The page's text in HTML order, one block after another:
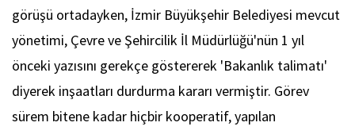
görüşü ortadayken, İzmir Büyükşehir Belediyesi mevcut
yönetimi, Çevre ve Şehircilik İl Müdürlüğü'nün 1 yıl
önceki yazısını gerekçe göstererek 'Bakanlık talimatı'
diyerek inşaatları durdurma kararı vermiştir. Görev
sürem bitene kadar hiçbir kooperatif, yapılan